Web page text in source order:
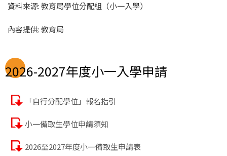
資料來源: 教育局學位分配組（小一入學）
內容提供: 教育局
2026-2027年度小一入學申請
「自行分配學位」報名指引
小一備取生學位申請須知
2026至2027年度小一備取生申請表